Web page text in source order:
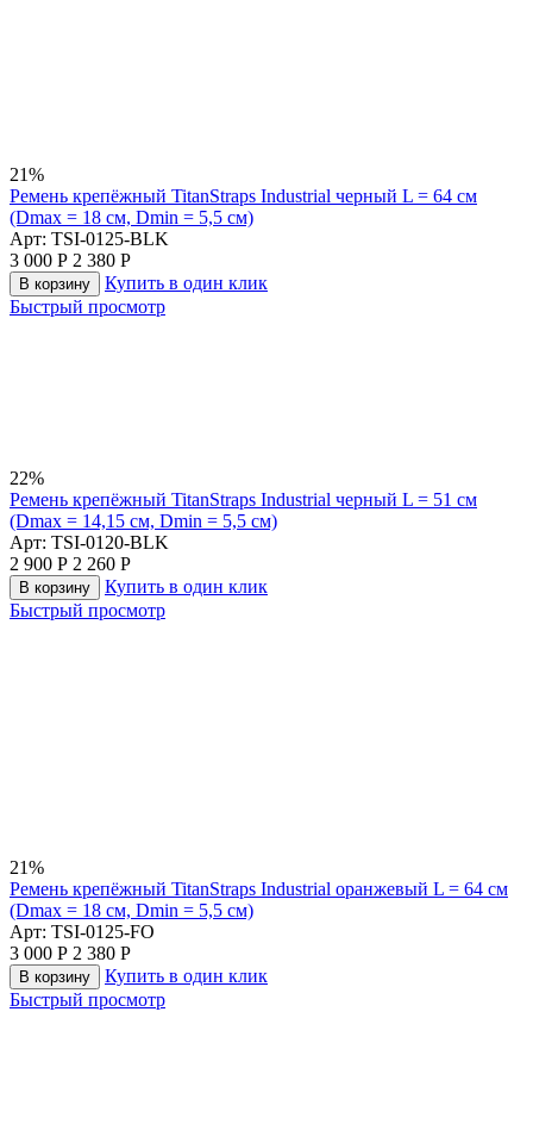
21%
Ремень крепёжный TitanStraps Industrial черный L = 64 см
(Dmax = 18 см, Dmin = 5,5 см)
Арт: TSI-0125-BLK
3 000 Р 2 380 Р
В корзину
Купить в один клик
Быстрый просмотр
22%
Ремень крепёжный TitanStraps Industrial черный L = 51 см
(Dmax = 14,15 см, Dmin = 5,5 см)
Арт: TSI-0120-BLK
2 900 Р 2 260 Р
В корзину
Купить в один клик
Быстрый просмотр
21%
Ремень крепёжный TitanStraps Industrial оранжевый L = 64 см
(Dmax = 18 см, Dmin = 5,5 см)
Арт: TSI-0125-FO
3 000 Р 2 380 Р
В корзину
Купить в один клик
Быстрый просмотр